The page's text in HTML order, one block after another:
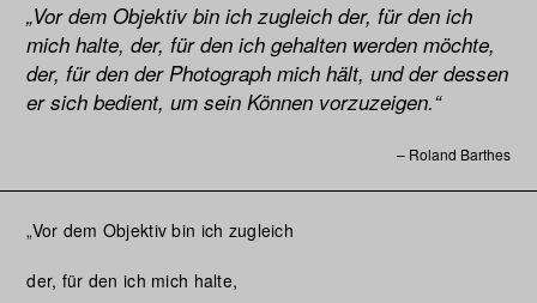
„Vor dem Objektiv bin ich zugleich der, für den ich
mich halte, der, für den ich gehalten werden möchte,
der, für den der Photograph mich hält, und der dessen
er sich bedient, um sein Können vorzuzeigen.“
– Roland Barthes
„Vor dem Objektiv bin ich zugleich
der, für den ich mich halte,